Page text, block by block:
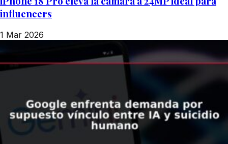
influencers
1 Mar 2026